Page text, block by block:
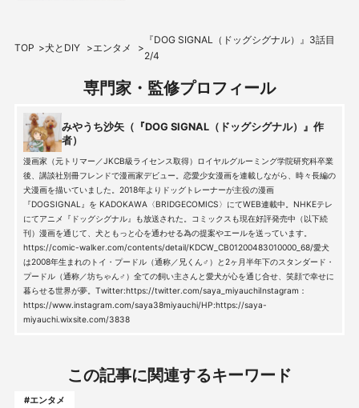
TOP 犬とDIY エンタメ
『DOG SIGNAL（ドッグシグナル）』3話目
2/4
専門家・監修プロフィール
みやうち沙矢（『DOG SIGNAL（ドッグシグナル）』作
者）
漫画家（元トリマー／JKCB級ライセンス取得）ロイヤルグルーミング学院研究科卒業
後、講談社別冊フレンドで漫画家デビュー。恋愛少女漫画を連載しながら、時々長編の
犬漫画を描いていました。2018年よりドッグトレーナーが主役の漫画
『DOGSIGNAL』を KADOKAWA〈BRIDGECOMICS〉にてWEB連載中。NHKEテレ
にてアニメ『ドッグシグナル』も放送された。コミックスも現在好評発売中（以下続
刊）漫画を通じて、犬ともっと心を通わせる為の提案やエールを送っています。
https://comic-walker.com/contents/detail/KDCW_CB01200483010000_68/愛犬
は2008年生まれのトイ・プードル（通称／兄くん♂）と2ヶ月半年下のスタンダード・
プードル（通称／坊ちゃん♂）全ての飼い主さんと愛犬が心を通じ合せ、笑顔で幸せに
暮らせる世界が夢。Twitter:https://twitter.com/saya_miyauchiInstagram：
https://www.instagram.com/saya38miyauchi/HP:https://saya-
miyauchi.wixsite.com/3838
この記事に関連するキーワード
#エンタメ